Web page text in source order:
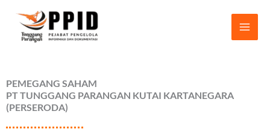
konten
PEMEGANG SAHAM
PT TUNGGANG PARANGAN KUTAI KARTANEGARA
(PERSERODA)